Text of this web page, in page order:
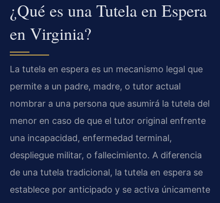
¿Qué es una Tutela en Espera
en Virginia?
La tutela en espera es un mecanismo legal que
permite a un padre, madre, o tutor actual
nombrar a una persona que asumirá la tutela del
menor en caso de que el tutor original enfrente
una incapacidad, enfermedad terminal,
despliegue militar, o fallecimiento. A diferencia
de una tutela tradicional, la tutela en espera se
establece por anticipado y se activa únicamente